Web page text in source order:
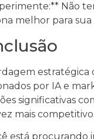
Não
melhor para sua
por IA e
significativas
mais
está procurando